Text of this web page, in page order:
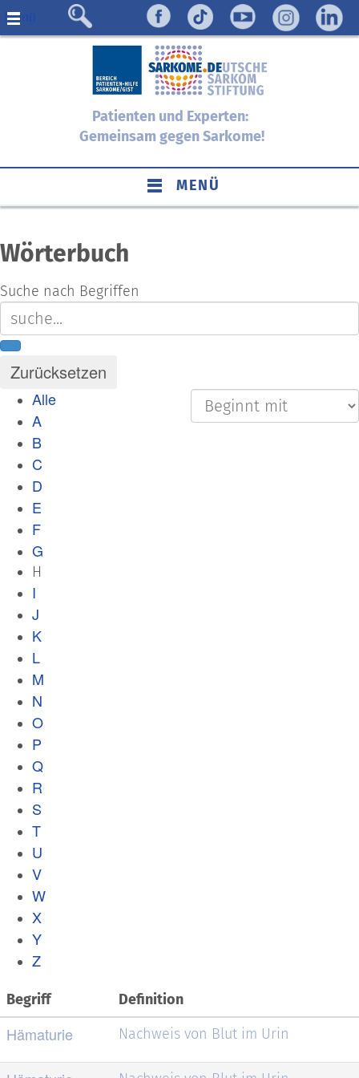
Menü
Patienten und Experten:
Gemeinsam gegen Sarkome!
MENÜ
Wörterbuch
Suche nach Begriffen
Alle
A
B
C
D
E
F
G
H
I
J
K
L
M
N
O
P
Q
R
S
T
U
V
W
X
Y
Z
Begriff Definition
Hämaturie Nachweis von Blut im Urin